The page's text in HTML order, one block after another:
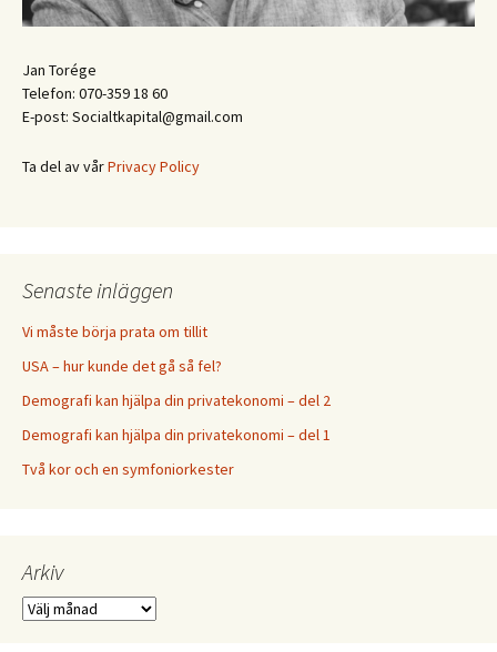
Jan Torége
Telefon: 070-359 18 60
E-post: Socialtkapital@gmail.com
Ta del av vårPrivacy Policy
Senaste inläggen
Vi måste börja prata om tillit
USA – hur kunde det gå så fel?
Demografi kan hjälpa din privatekonomi – del 2
Demografi kan hjälpa din privatekonomi – del 1
Två kor och en symfoniorkester
Arkiv
Arkiv